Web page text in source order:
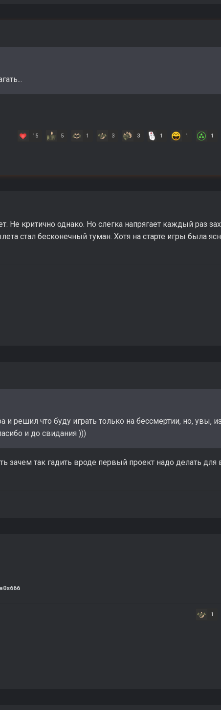
15 5 1 3 3 1 1 1
Не критично однако. Но слегка напрягает каждый раз
стал бесконечный туман. Хотя на старте игры была
и решил что буду играть только на бессмертии, но, увы,
и до свидания )))
зачем так гадить вроде первый проект надо делать для
1